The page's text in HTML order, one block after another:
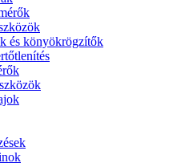
és könyökrögzítők